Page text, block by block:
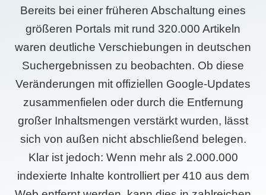
Bereits bei einer früheren Abschaltung eines
größeren Portals mit rund 320.000 Artikeln
waren deutliche Verschiebungen in deutschen
Suchergebnissen zu beobachten. Ob diese
Veränderungen mit offiziellen Google-Updates
zusammenfielen oder durch die Entfernung
großer Inhaltsmengen verstärkt wurden, lässt
sich von außen nicht abschließend belegen.
Klar ist jedoch: Wenn mehr als 2.000.000
indexierte Inhalte kontrolliert per 410 aus dem